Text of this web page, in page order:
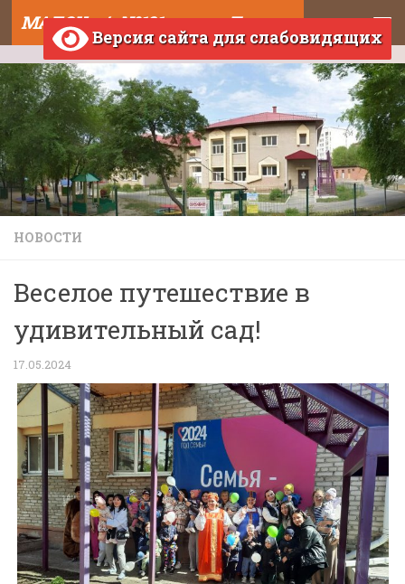
Skip to content МАДОУ д/с №121 города Тюмени
Версия сайта для слабовидящих
НОВОСТИ
Веселое путешествие в
удивительный сад!
17.05.2024